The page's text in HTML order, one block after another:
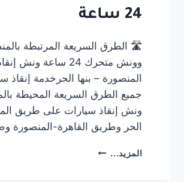
24 ساعة
🛣️ الطرق السريعة المرتبطة
وونش متحرك 24 ساعة
المنصورة – بنها الحرخدمة إنقاذ
جميع الطرق السريعة المحيطة
ونش إنقاذ سيارات على طريق
الحر وطريق القاهرة-المنصورة
المزيد... ونش